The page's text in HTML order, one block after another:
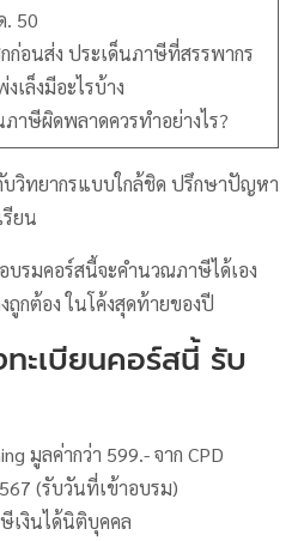
. 50
ก่อนส่ง ประเด็นภาษีที่สรรพากร
งเล็งมีอะไรบ้าง
าษีผิดพลาดควรทำอย่างไร?
วิทยากรแบบใกล้ชิด ปรึกษาปัญหา
ยน
บรมคอร์สนี้จะคำนวณภาษีได้เอง
กต้อง ในโค้งสุดท้ายของปี
ะเบียนคอร์สนี้ รับ
มูลค่ากว่า 599.- จาก CPD
(รับวันที่เข้าอบรม)
เงินได้นิติบุคคล